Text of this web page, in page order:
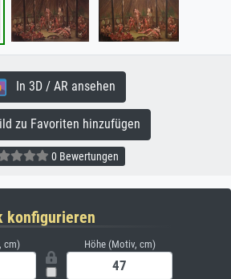
In 3D / AR ansehen
zu Favoriten hinzufügen
0 Bewertungen
konfigurieren
cm) Höhe (Motiv, cm)